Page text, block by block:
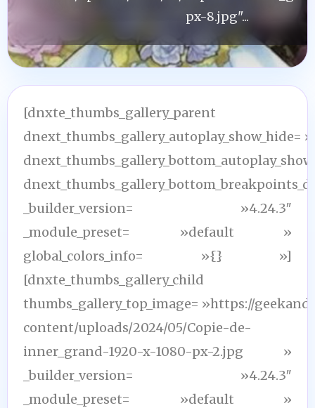
px-8.jpg"...
[dnxte_thumbs_gallery_parent
dnext_thumbs_gallery_autoplay_show_hide=
_builder_version= »4.24.3″
_module_preset= »default »
global_colors_info= »{} »]
[dnxte_thumbs_gallery_child
thumbs_gallery_top_image= »https://
content/uploads/2024/05/Copie-de-
inner_grand-1920-x-1080-px-2.jpg »
_builder_version= »4.24.3″
_module_preset= »default »